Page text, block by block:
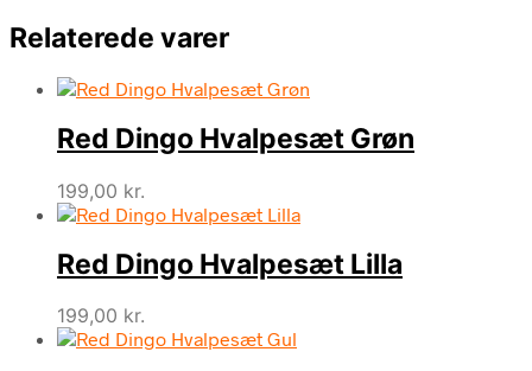
Relaterede varer
Red Dingo Hvalpesæt Grøn
199,00 kr.
Red Dingo Hvalpesæt Lilla
199,00 kr.